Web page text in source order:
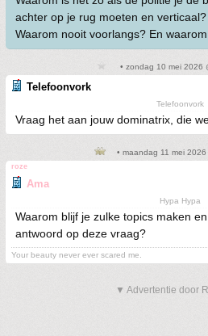
achter op je rug moeten en verticaal?
Waarom nooit voorlangs? En
• zondag 10 mei 2026
Telefoonvork
Telefoonvork
Vraag het aan jouw dominatrix, die
• maandag 11 mei 2026
roze
Ama
Hypa Hypa
Waarom blijf je zulke topics maken
antwoord op deze vraag?
Your beauty never ever scared me.
▼ Advertentie door